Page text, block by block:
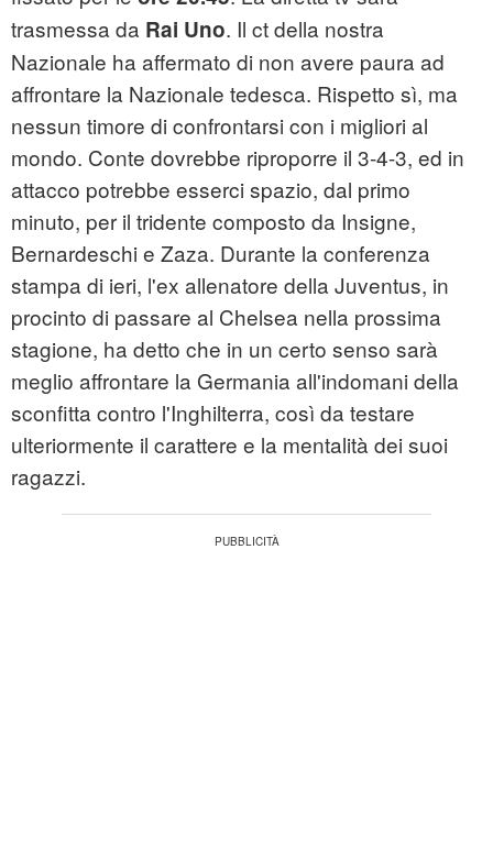
trasmessa da Rai Uno. Il ct della nostra
Nazionale ha affermato di non avere paura ad
affrontare la Nazionale tedesca. Rispetto sì, ma
nessun timore di confrontarsi con i migliori al
mondo. Conte dovrebbe riproporre il 3-4-3, ed in
attacco potrebbe esserci spazio, dal primo
minuto, per il tridente composto da Insigne,
Bernardeschi e Zaza. Durante la conferenza
stampa di ieri, l'ex allenatore della Juventus, in
procinto di passare al Chelsea nella prossima
stagione, ha detto che in un certo senso sarà
meglio affrontare la Germania all'indomani della
sconfitta contro l'Inghilterra, così da testare
ulteriormente il carattere e la mentalità dei suoi
ragazzi.